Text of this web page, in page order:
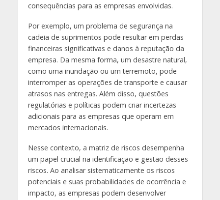
consequências para as empresas envolvidas.
Por exemplo, um problema de segurança na
cadeia de suprimentos pode resultar em perdas
financeiras significativas e danos à reputação da
empresa. Da mesma forma, um desastre natural,
como uma inundação ou um terremoto, pode
interromper as operações de transporte e causar
atrasos nas entregas. Além disso, questões
regulatórias e políticas podem criar incertezas
adicionais para as empresas que operam em
mercados internacionais.
Nesse contexto, a matriz de riscos desempenha
um papel crucial na identificação e gestão desses
riscos. Ao analisar sistematicamente os riscos
potenciais e suas probabilidades de ocorrência e
impacto, as empresas podem desenvolver